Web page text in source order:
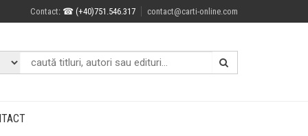
Contact: ☎ (+40)751.546.317 contact@carti-online.com